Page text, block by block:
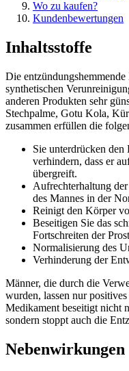
Wo zu kaufen?
Kundenbewertungen
Inhaltsstoffe
Die
synthetischen
anderen Produkten sehr
Stechpalme, Gotu Kola,
zusammen erfüllen die
Sie unterdrücken den
verhindern, dass er
übergreift.
Aufrechterhaltung
des Mannes in der
Reinigt den Körper
Beseitigen Sie das
Fortschreiten der
Normalisierung des
Verhinderung der
Männer, die durch die
wurden, lassen nur
Medikament beseitigt nicht
sondern stoppt auch die
Nebenwirkungen